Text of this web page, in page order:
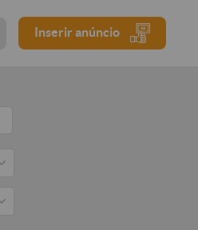
Inserir anúncio